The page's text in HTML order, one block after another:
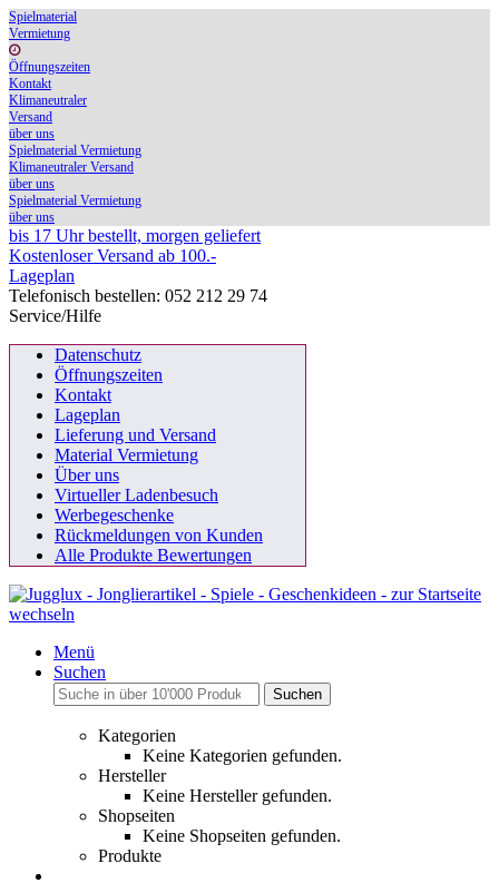
Spielmaterial
Vermietung
Öffnungszeiten
Kontakt
Klimaneutraler
Versand
über uns
Spielmaterial Vermietung
Klimaneutraler Versand
über uns
Spielmaterial Vermietung
über uns
bis 17 Uhr bestellt, morgen geliefert
Kostenloser Versand ab 100.-
Lageplan
Telefonisch bestellen: 052 212 29 74
Service/Hilfe
Datenschutz
Öffnungszeiten
Kontakt
Lageplan
Lieferung und Versand
Material Vermietung
Über uns
Virtueller Ladenbesuch
Werbegeschenke
Rückmeldungen von Kunden
Alle Produkte Bewertungen
Menü
Suchen
Suchen
Kategorien
Keine Kategorien gefunden.
Hersteller
Keine Hersteller gefunden.
Shopseiten
Keine Shopseiten gefunden.
Produkte